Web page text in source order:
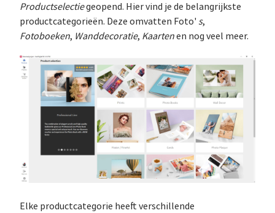
Productselectiegeopend. Hier vind je de belangrijkste
productcategorieën. Deze omvatten Foto' s,
Fotoboeken, Wanddecoratie, Kaartenen nog veel meer.
Elke productcategorie heeft verschillende